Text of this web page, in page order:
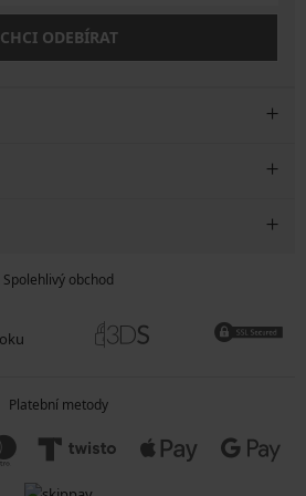
CHCI ODEBÍRAT
Spolehlivý obchod
Platební metody